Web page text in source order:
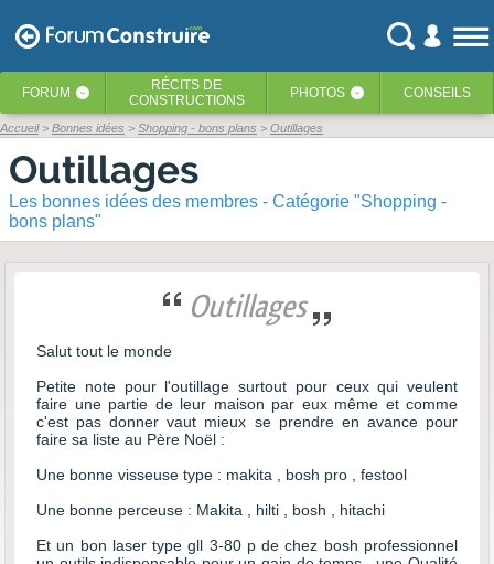
FORUM ‹ RÉCITS DE
CONSTRUCTIONS
PHOTOS ‹ CONSEILS
Accueil Bonnes idées Shopping - bons plans Outillages
Outillages
Les bonnes idées des membres - Catégorie "Shopping -
bons plans"
Outillages
Salut tout le monde
Petite note pour l'outillage surtout pour ceux qui veulent
faire une partie de leur maison par eux même et comme
c'est pas donner vaut mieux se prendre en avance pour
faire sa liste au Père Noël :
Une bonne visseuse type : makita , bosh pro , festool
Une bonne perceuse : Makita , hilti , bosh , hitachi
Et un bon laser type gll 3-80 p de chez bosh professionnel